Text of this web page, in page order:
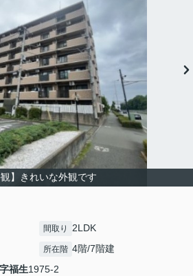
観】きれいな外観です
間取り 2LDK
所在階 4階/7階建
福生1975-2